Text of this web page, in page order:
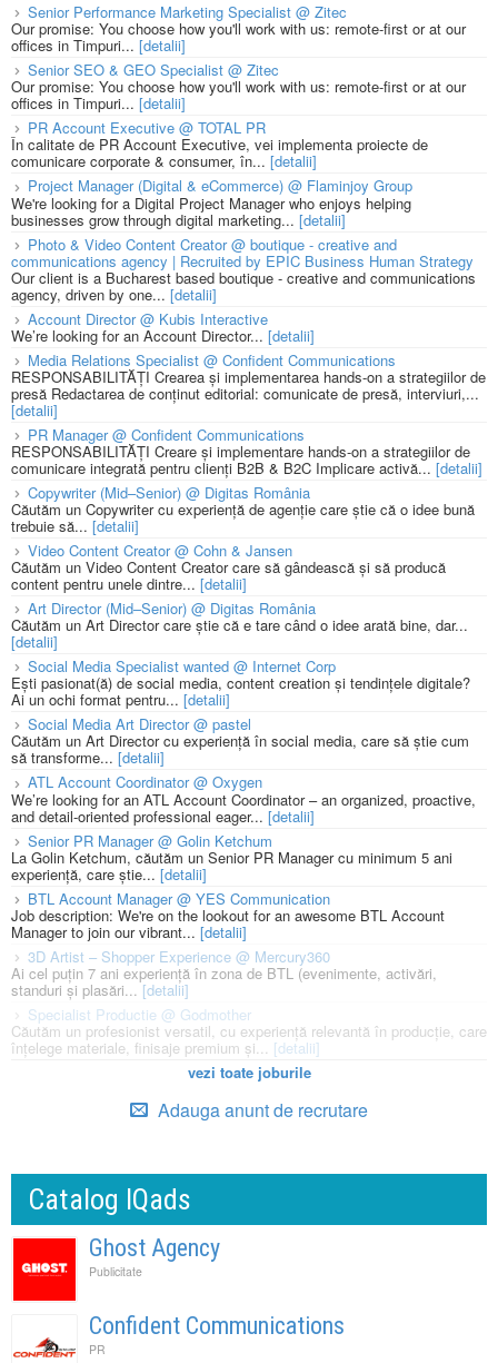
Senior Performance Marketing Specialist @ Zitec
Our promise: You choose how you'll work with us: remote-first or at our
offices in Timpuri... [detalii]
Senior SEO & GEO Specialist @ Zitec
Our promise: You choose how you'll work with us: remote-first or at our
offices in Timpuri... [detalii]
PR Account Executive @ TOTAL PR
În calitate de PR Account Executive, vei implementa proiecte de
comunicare corporate & consumer, în... [detalii]
Project Manager (Digital & eCommerce) @ Flaminjoy Group
We're looking for a Digital Project Manager who enjoys helping
businesses grow through digital marketing... [detalii]
Photo & Video Content Creator @ boutique - creative and
communications agency | Recruited by EPIC Business Human Strategy
Our client is a Bucharest based boutique - creative and communications
agency, driven by one... [detalii]
Account Director @ Kubis Interactive
We’re looking for an Account Director... [detalii]
Media Relations Specialist @ Confident Communications
RESPONSABILITĂȚI Crearea și implementarea hands-on a strategiilor de
presă Redactarea de conținut editorial: comunicate de presă, interviuri,...
[detalii]
PR Manager @ Confident Communications
RESPONSABILITĂȚI Creare și implementare hands-on a strategiilor de
comunicare integrată pentru clienți B2B & B2C Implicare activă... [detalii]
Copywriter (Mid–Senior) @ Digitas România
Căutăm un Copywriter cu experiență de agenție care știe că o idee bună
trebuie să... [detalii]
Video Content Creator @ Cohn & Jansen
Căutăm un Video Content Creator care să gândească și să producă
content pentru unele dintre... [detalii]
Art Director (Mid–Senior) @ Digitas România
Căutăm un Art Director care știe că e tare când o idee arată bine, dar...
[detalii]
Social Media Specialist wanted @ Internet Corp
Ești pasionat(ă) de social media, content creation și tendințele digitale?
Ai un ochi format pentru... [detalii]
Social Media Art Director @ pastel
Căutăm un Art Director cu experiență în social media, care să știe cum
să transforme... [detalii]
ATL Account Coordinator @ Oxygen
We’re looking for an ATL Account Coordinator – an organized, proactive,
and detail-oriented professional eager... [detalii]
Senior PR Manager @ Golin Ketchum
La Golin Ketchum, căutăm un Senior PR Manager cu minimum 5 ani
experiență, care știe... [detalii]
BTL Account Manager @ YES Communication
Job description: We're on the lookout for an awesome BTL Account
Manager to join our vibrant... [detalii]
3D Artist – Shopper Experience @ Mercury360
Ai cel puțin 7 ani experiență în zona de BTL (evenimente, activări,
standuri și plasări...[detalii]
Specialist Productie @ Godmother
Căutăm un profesionist versatil, cu experiență relevantă în producție, care
înțelege materiale, finisaje premium și... [detalii]
vezi toate joburile
Adauga anunt de recrutare
Catalog IQads
Ghost Agency
Publicitate
Confident Communications
PR